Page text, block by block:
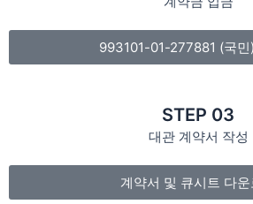
993101-01-277881 (국민
STEP 03
대관 계약서 작성
계약서 및 큐시트 다운